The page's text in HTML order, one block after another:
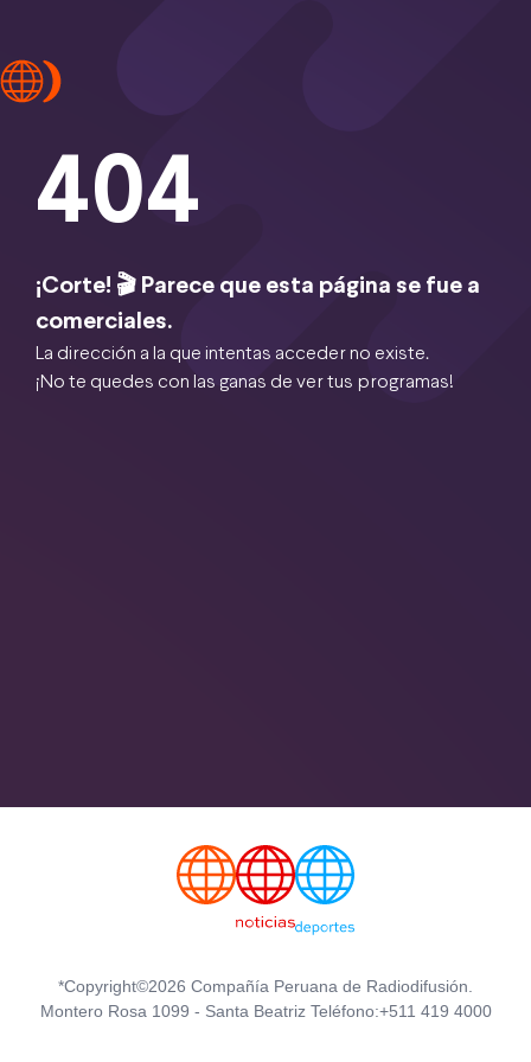
404
¡Corte! 🎬 Parece que esta página se fue a
comerciales.
La dirección a la que intentas acceder no existe.
¡No te quedes con las ganas de ver tus programas!
*Copyright©2026 Compañía Peruana de Radiodifusión.
Montero Rosa 1099 - Santa Beatriz Teléfono:+511 419 4000